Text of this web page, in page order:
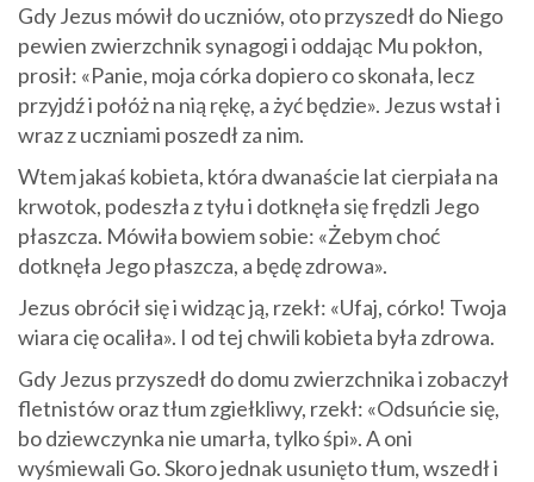
Gdy Jezus mówił do uczniów, oto przyszedł do Niego
pewien zwierzchnik synagogi i oddając Mu pokłon,
prosił: «Panie, moja córka dopiero co skonała, lecz
przyjdź i połóż na nią rękę, a żyć będzie». Jezus wstał i
wraz z uczniami poszedł za nim.
Wtem jakaś kobieta, która dwanaście lat cierpiała na
krwotok, podeszła z tyłu i dotknęła się frędzli Jego
płaszcza. Mówiła bowiem sobie: «Żebym choć
dotknęła Jego płaszcza, a będę zdrowa».
Jezus obrócił się i widząc ją, rzekł: «Ufaj, córko! Twoja
wiara cię ocaliła». I od tej chwili kobieta była zdrowa.
Gdy Jezus przyszedł do domu zwierzchnika i zobaczył
fletnistów oraz tłum zgiełkliwy, rzekł: «Odsuńcie się,
bo dziewczynka nie umarła, tylko śpi». A oni
wyśmiewali Go. Skoro jednak usunięto tłum, wszedł i